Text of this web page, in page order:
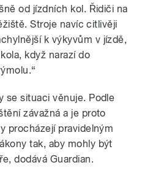
od jízdních kol. Řidiči na
Stroje navíc citlivěji
k výkyvům v jízdě,
když narazí do
se situaci věnuje. Podle
závažná a je proto
procházejí pravidelným
tak, aby mohly být
dodává Guardian.